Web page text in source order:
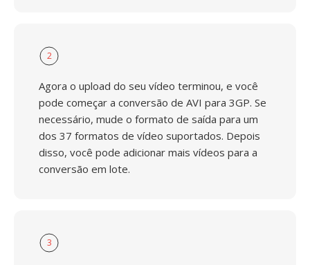
2
Agora o upload do seu vídeo terminou, e você
pode começar a conversão de AVI para 3GP. Se
necessário, mude o formato de saída para um
dos 37 formatos de vídeo suportados. Depois
disso, você pode adicionar mais vídeos para a
conversão em lote.
3